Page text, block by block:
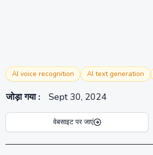
AI voice recognition AI text generation
जोड़ा गया: Sept 30, 2024
वेबसाइट पर जाएं